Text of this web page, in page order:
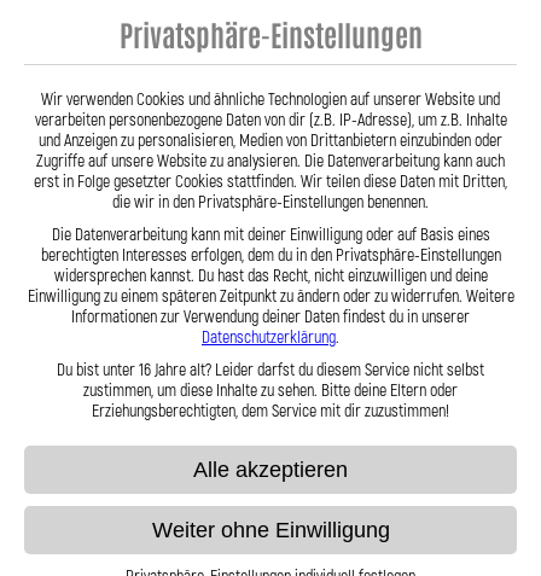
- Stahlflex Verdeckleitung für:
TRIUMPH HERALD Baujahr:01|1961-
87,95 €
Zum Produkt
- Stahlflex Verdeckleitung für:
TRIUMPH VITESSE Cabriolet
87,95 €
Zum Produkt
Anzeigen
Privatsphäre-Einstellungen
Wir verwenden Cookies und ähnliche Technologien auf unserer Website und
verarbeiten personenbezogene Daten von dir (z.B. IP-Adresse), um z.B. Inhalte
und Anzeigen zu personalisieren, Medien von Drittanbietern einzubinden oder
Zugriffe auf unsere Website zu analysieren. Die Datenverarbeitung kann auch
erst in Folge gesetzter Cookies stattfinden. Wir teilen diese Daten mit Dritten,
die wir in den Privatsphäre-Einstellungen benennen.
Die Datenverarbeitung kann mit deiner Einwilligung oder auf Basis eines
berechtigten Interesses erfolgen, dem du in den Privatsphäre-Einstellungen
widersprechen kannst. Du hast das Recht, nicht einzuwilligen und deine
Einwilligung zu einem späteren Zeitpunkt zu ändern oder zu widerrufen. Weitere
Informationen zur Verwendung deiner Daten findest du in unserer
Datenschutzerklärung.
Du bist unter 16 Jahre alt? Leider darfst du diesem Service nicht selbst
zustimmen, um diese Inhalte zu sehen. Bitte deine Eltern oder
Erziehungsberechtigten, dem Service mit dir zuzustimmen!
Alle akzeptieren
Weiter ohne Einwilligung